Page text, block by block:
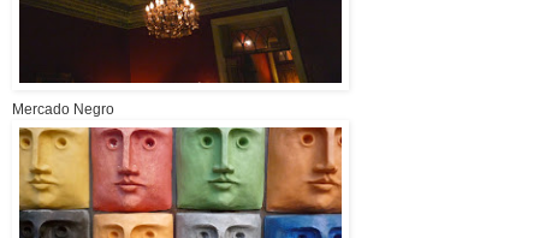
Mercado Negro